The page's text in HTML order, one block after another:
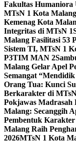
Fakultas
MTsN 1 Kota Malang
Kemenag Kota
Integritas di MTsN 1
Malang Fasilitasi 53
Sistem TI, MTsN 1
P3TIM MAN 2
Malang Gelar Apel
Semangat
Orang Tua: Kunci
Berkarakter di
Pokjawas Madrasah
Malang: Secanggih
Pembentuk Karakter
Malang Raih
2026MTsN 1 Kota